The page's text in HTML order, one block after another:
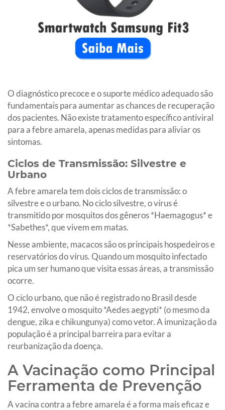
O diagnóstico precoce e o suporte médico adequado são
fundamentais para aumentar as chances de recuperação
dos pacientes. Não existe tratamento específico antiviral
para a febre amarela, apenas medidas para aliviar os
sintomas.
Ciclos de Transmissão: Silvestre e
Urbano
A febre amarela tem dois ciclos de transmissão: o
silvestre e o urbano. No ciclo silvestre, o vírus é
transmitido por mosquitos dos gêneros *Haemagogus* e
*Sabethes*, que vivem em matas.
Nesse ambiente, macacos são os principais hospedeiros e
reservatórios do vírus. Quando um mosquito infectado
pica um ser humano que visita essas áreas, a transmissão
ocorre.
O ciclo urbano, que não é registrado no Brasil desde
1942, envolve o mosquito *Aedes aegypti* (o mesmo da
dengue, zika e chikungunya) como vetor. A imunização da
população é a principal barreira para evitar a
reurbanização da doença.
A Vacinação como Principal
Ferramenta de Prevenção
A vacina contra a febre amarela é a forma mais eficaz e